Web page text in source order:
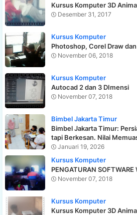
Kursus Komputer 3D
Desember 31, 2017
Kursus Komputer
Photoshop, Corel Draw
November 06, 2018
Kursus Komputer
Autocad 2 dan 3 DImensi
November 07, 2018
Bimbel Jakarta Timur
Bimbel Jakarta Timur:
tapi Berkesan. Nilai
Januari 19, 2026
Kursus Komputer
PENGATURAN SOFTWARE
November 07, 2018
Kursus Komputer
Kursus Komputer 3D